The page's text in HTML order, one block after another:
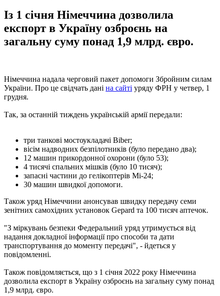
Із 1 січня Німеччина дозволила
експорт в Україну озброєнь на
загальну суму понад 1,9 млрд. євро.
Німеччина надала черговий пакет допомоги Збройним силам
України. Про це свідчать дані на сайті уряду ФРН у четвер, 1
грудня.
Так, за останній тиждень українській армії передали:
три танкові мостоукладачі Biber;
вісім надводних безпілотників (було передано два);
12 машин прикордонної охорони (було 53);
4 тисячі спальних мішків (було 10 тисяч);
запасні частини до гелікоптерів Мі-24;
30 машин швидкої допомоги.
Також уряд Німеччини анонсував швидку передачу семи
зенітних самохідних установок Gepard та 100 тисяч аптечок.
"З міркувань безпеки Федеральний уряд утримується від
надання докладної інформації про способи та дати
транспортування до моменту передачі", - йдеться у
повідомленні.
Також повідомляється, що з 1 січня 2022 року Німеччина
дозволила експорт в Україну озброєнь на загальну суму понад
1,9 млрд. євро.